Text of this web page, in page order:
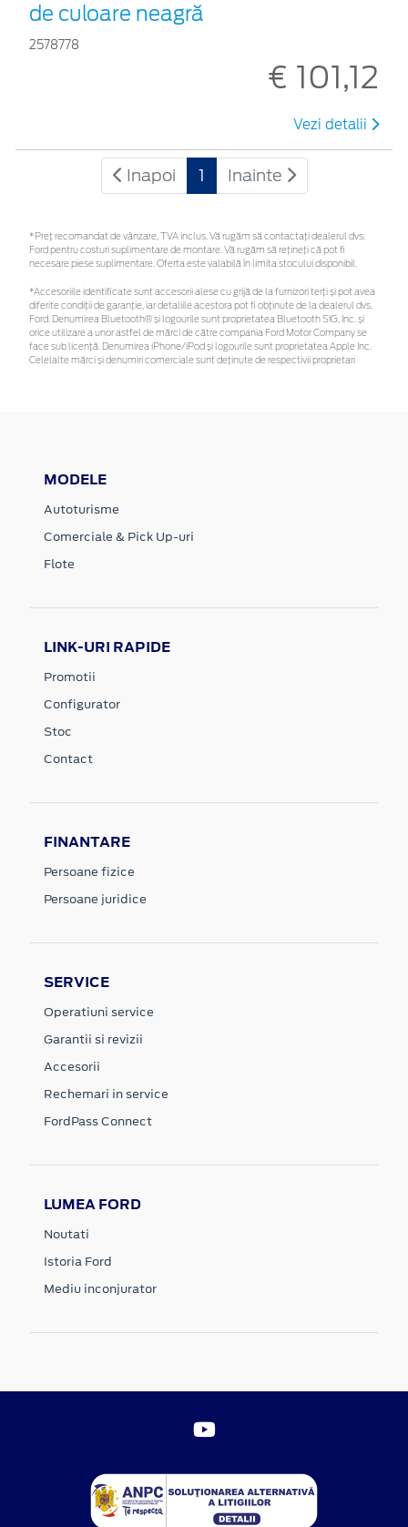
de culoare neagră
2578778
€ 101,12
Vezi detalii
Inapoi 1 Inainte
*Preţ recomandat de vânzare, TVA inclus. Vă rugăm să contactaţi dealerul dvs.
Ford pentru costuri suplimentare de montare. Vă rugăm să rețineți că pot fi
necesare piese suplimentare. Oferta este valabilă în limita stocului disponibil.
*Accesoriile identificate sunt accesorii alese cu grijă de la furnizori terți și pot avea
diferite condiții de garanție, iar detaliile acestora pot fi obținute de la dealerul dvs.
Ford. Denumirea Bluetooth® și logourile sunt proprietatea Bluetooth SIG, Inc. și
orice utilizare a unor astfel de mărci de către compania Ford Motor Company se
face sub licență. Denumirea iPhone/iPod și logourile sunt proprietatea Apple Inc.
Celelalte mărci și denumiri comerciale sunt deținute de respectivii proprietari
MODELE
Autoturisme
Comerciale & Pick Up-uri
Flote
LINK-URI RAPIDE
Promotii
Configurator
Stoc
Contact
FINANTARE
Persoane fizice
Persoane juridice
SERVICE
Operatiuni service
Garantii si revizii
Accesorii
Rechemari in service
FordPass Connect
LUMEA FORD
Noutati
Istoria Ford
Mediu inconjurator